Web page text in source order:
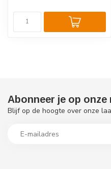
Abonneer je op onze
Blijf op de hoogte over onze